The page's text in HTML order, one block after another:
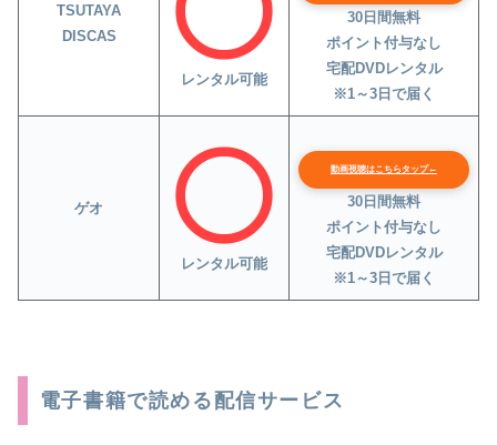
TSUTAYA
DISCAS
レンタル可能
30日間無料
ポイント付与なし
宅配DVDレンタル
※1～3日で届く
ゲオ
レンタル可能
動画視聴はこちらタップ←
30日間無料
ポイント付与なし
宅配DVDレンタル
※1～3日で届く
電子書籍で読める配信サービス